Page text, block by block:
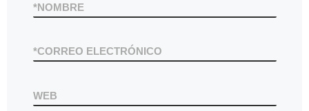
NOMBRE
*
CORREO ELECTRÓNICO
*
WEB